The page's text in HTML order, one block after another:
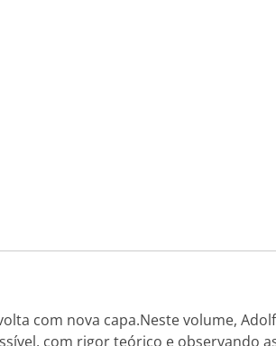
com nova capa.Neste volume,
com rigor teórico e observando